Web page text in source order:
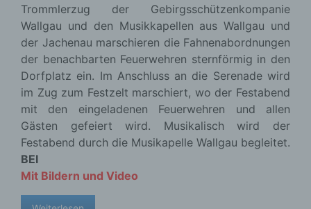
Trommlerzug der Gebirgsschützenkompanie
Wallgau und den Musikkapellen aus Wallgau und
der Jachenau marschieren die Fahnenabordnungen
der benachbarten Feuerwehren sternförmig in den
Dorfplatz ein. Im Anschluss an die Serenade wird
im Zug zum Festzelt marschiert, wo der Festabend
mit den eingeladenen Feuerwehren und allen
Gästen gefeiert wird. Musikalisch wird der
Festabend durch die Musikapelle Wallgau begleitet.
BEI
Mit Bildern und Video